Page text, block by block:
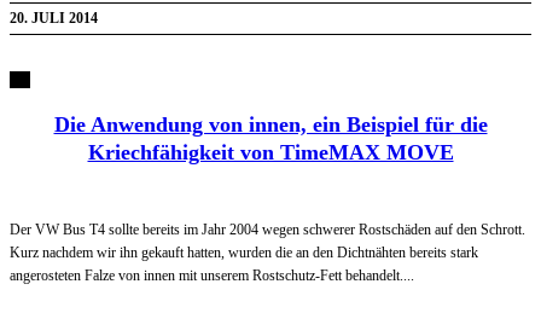
20. JULI 2014
Die Anwendung von innen, ein Beispiel für die
Kriechfähigkeit von TimeMAX MOVE
Der VW Bus T4 sollte bereits im Jahr 2004 wegen schwerer Rostschäden auf den Schrott.
Kurz nachdem wir ihn gekauft hatten, wurden die an den Dichtnähten bereits stark
angerosteten Falze von innen mit unserem Rostschutz-Fett behandelt....